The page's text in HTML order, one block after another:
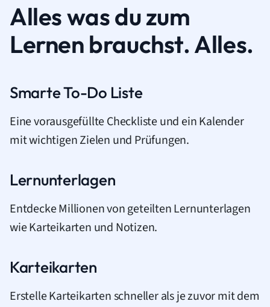
Alles was du zum
Lernen brauchst. Alles.
Smarte To-Do Liste
Eine vorausgefüllte Checkliste und ein Kalender
mit wichtigen Zielen und Prüfungen.
Lernunterlagen
Entdecke Millionen von geteilten Lernunterlagen
wie Karteikarten und Notizen.
Karteikarten
Erstelle Karteikarten schneller als je zuvor mit dem